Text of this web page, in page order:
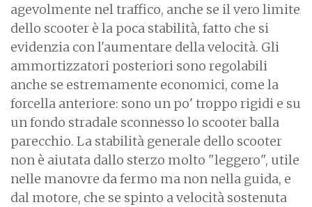
agevolmente nel traffico, anche se il vero limite
dello scooter è la poca stabilità, fatto che si
evidenzia con l'aumentare della velocità. Gli
ammortizzatori posteriori sono regolabili
anche se estremamente economici, come la
forcella anteriore: sono un po' troppo rigidi e su
un fondo stradale sconnesso lo scooter balla
parecchio. La stabilità generale dello scooter
non è aiutata dallo sterzo molto "leggero", utile
nelle manovre da fermo ma non nella guida, e
dal motore, che se spinto a velocità sostenuta